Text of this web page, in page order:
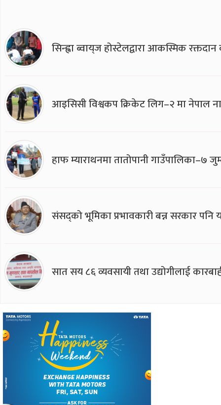
सिन्ह्वा ब्वाय्‌ज होस्टेलद्वारा आकस्मिक
आइसिसी विश्वकप क्रिकेट लिग–२ मा नेपाल
हाफ म्याराथनमा तातोपानी गाउँपालिका–७
संसद्को भूमिका प्रभावकारी बन्न सरकार पनि
सात सय ८६ व्यवसायी तथा उद्योगीलाई